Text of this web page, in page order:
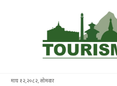
माघ १२,२०८२, सोमवार